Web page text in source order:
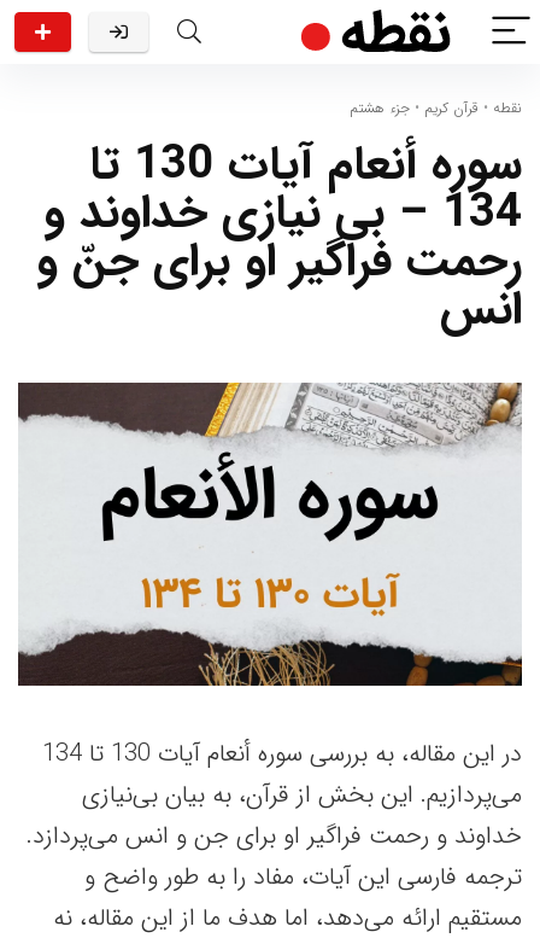
نقطه • قرآن کریم • جزء هشتم
سوره أنعام آیات 130 تا
134 – بی نیازی خداوند و
رحمت فراگیر او برای جنّ و
انس
در این مقاله، به بررسی سوره أنعام آیات 130 تا 134
می‌پردازیم. این بخش از قرآن، به بیان بی‌نیازی
خداوند و رحمت فراگیر او برای جن و انس می‌پردازد.
ترجمه فارسی این آیات، مفاد را به طور واضح و
مستقیم ارائه می‌دهد، اما هدف ما از این مقاله، نه